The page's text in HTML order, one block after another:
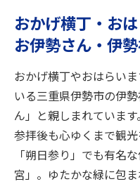
おかげ横丁・お
お伊勢さん・伊
おかげ横丁やおはらい
いる三重県伊勢市の伊
ん」と親しまれています
参拝後も心ゆくまで観光
「朔日参り」でも有名
宮」。ゆたかな緑に包